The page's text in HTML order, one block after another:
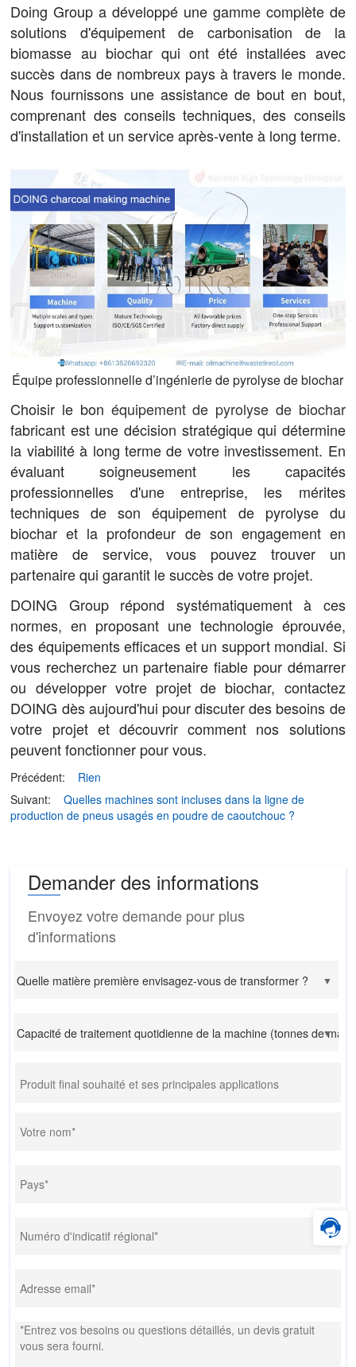
Doing Group a développé une gamme complète de
solutions d'équipement de carbonisation de la
biomasse au biochar qui ont été installées avec
succès dans de nombreux pays à travers le monde.
Nous fournissons une assistance de bout en bout,
comprenant des conseils techniques, des conseils
d'installation et un service après-vente à long terme.
Équipe professionnelle d’ingénierie de pyrolyse de biochar
Choisir le bon équipement de pyrolyse de biochar
fabricant est une décision stratégique qui détermine
la viabilité à long terme de votre investissement. En
évaluant soigneusement les capacités
professionnelles d'une entreprise, les mérites
techniques de son équipement de pyrolyse du
biochar et la profondeur de son engagement en
matière de service, vous pouvez trouver un
partenaire qui garantit le succès de votre projet.
DOING Group répond systématiquement à ces
normes, en proposant une technologie éprouvée,
des équipements efficaces et un support mondial. Si
vous recherchez un partenaire fiable pour démarrer
ou développer votre projet de biochar, contactez
DOING dès aujourd'hui pour discuter des besoins de
votre projet et découvrir comment nos solutions
peuvent fonctionner pour vous.
Précédent:
Rien
Suivant:
Quelles machines sont incluses dans la ligne de
production de pneus usagés en poudre de caoutchouc ?
Demander des informations
Envoyez votre demande pour plus
d'informations